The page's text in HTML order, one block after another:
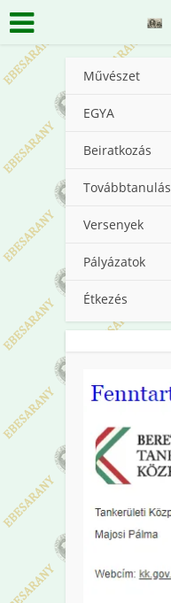
Művészet
EGYA
Beiratkozás
Továbbtanulás
Versenyek
Pályázatok
Étkezés